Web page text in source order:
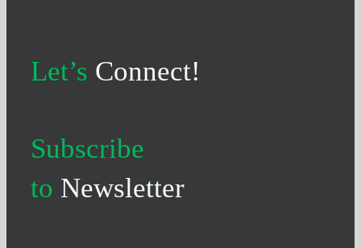
Let’s Connect!
Subscribe
to Newsletter